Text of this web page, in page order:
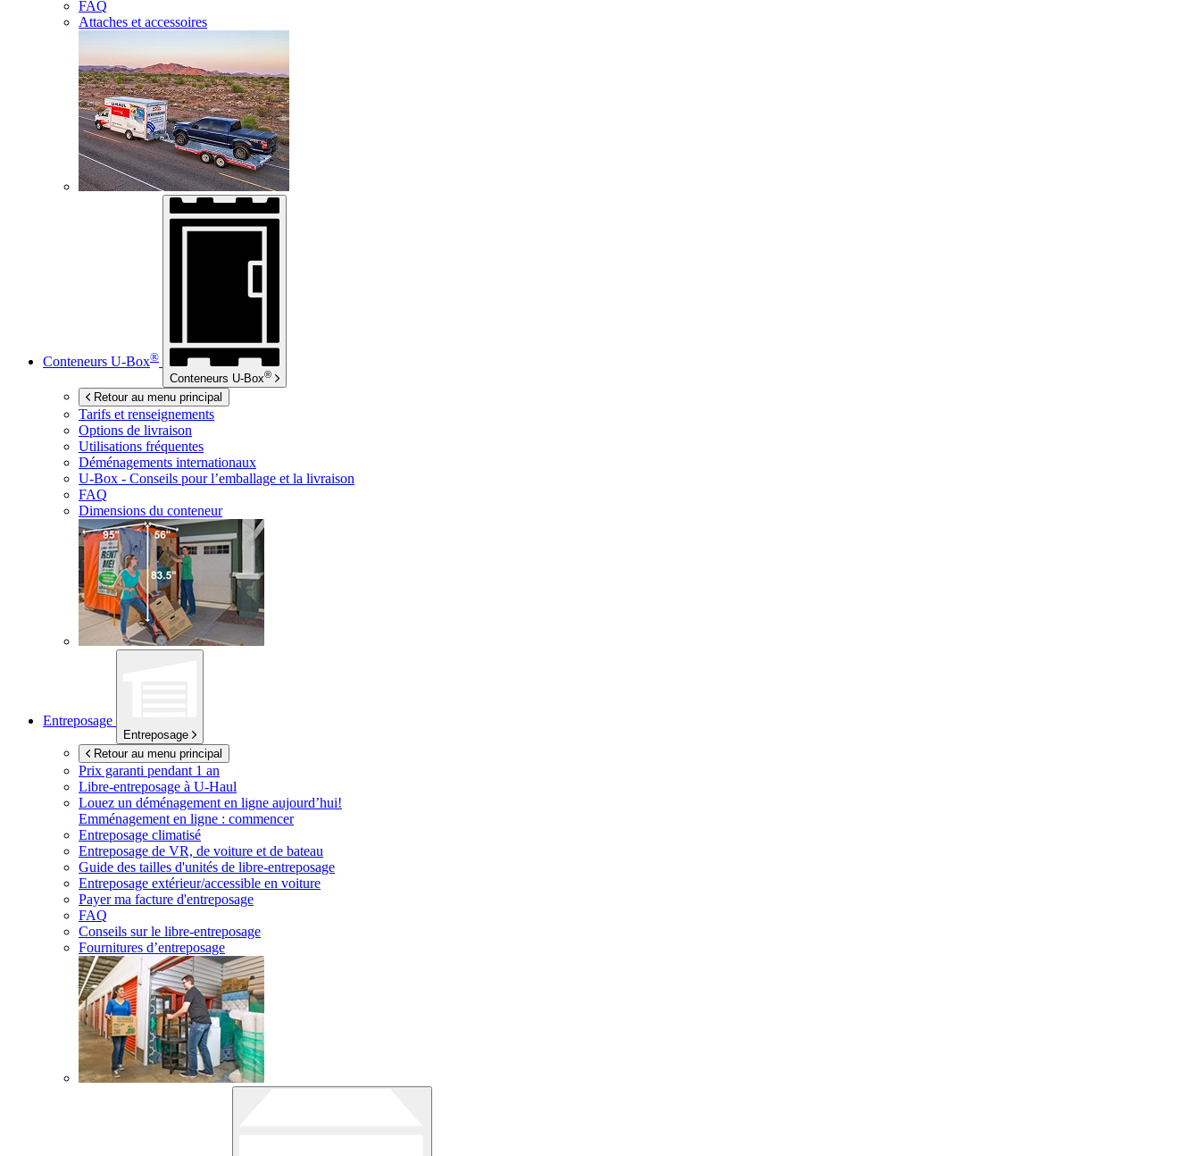
FAQ
Attaches et accessoires
Conteneurs U-Box®
Conteneurs U-Box®
Retour au menu principal
Tarifs et renseignements
Options de livraison
Utilisations fréquentes
Déménagements internationaux
U-Box - Conseils pour l’emballage et la livraison
FAQ
Dimensions du conteneur
Entreposage
Entreposage
Retour au menu principal
Prix garanti pendant 1 an
Libre-entreposage à U-Haul
Louez un déménagement en ligne aujourd’hui!
Emménagement en ligne : commencer
Entreposage climatisé
Entreposage de VR, de voiture et de bateau
Guide des tailles d'unités de libre-entreposage
Entreposage extérieur/accessible en voiture
Payer ma facture d'entreposage
FAQ
Conseils sur le libre-entreposage
Fournitures d’entreposage